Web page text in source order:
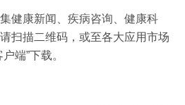
健康新闻、疾病咨询、健康科
扫描二维码，或至各大应用市场
端”下载。